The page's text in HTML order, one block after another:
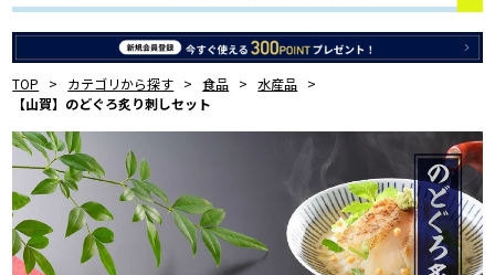
TOP カテゴリから探す 食品
水産品
【山賀】のどぐろ炙り刺しセット